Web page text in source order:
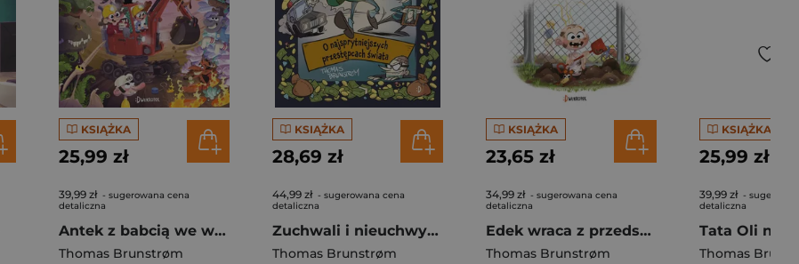
KSIĄŻKA
25,99 zł
39,99 zł - sugerowana cena
detaliczna
Antek z babcią we wnętrzu Ziemi
Thomas Brunstrøm
KSIĄŻKA
28,69 zł
44,99 zł - sugerowana cena
detaliczna
Zuchwali i nieuchwytni. O najsprytniejszych przestępcach świata
Thomas Brunstrøm
KSIĄŻKA
23,65 zł
34,99 zł - sugerowana cena
detaliczna
Edek wraca z przedszkola. Edek. Tom 4
Thomas Brunstrøm
KSIĄŻKA
25,99 zł
39,99 zł -
detaliczna
Thomas